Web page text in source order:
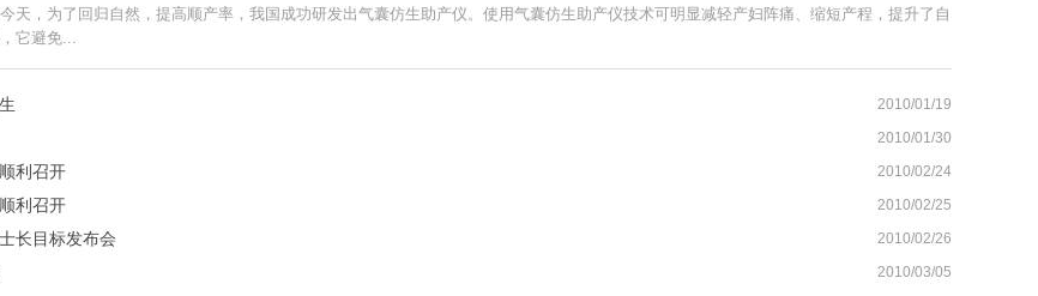
天，为了回归自然，提高顺产率，我国成功研发出气囊仿生助产仪。使用气囊仿生助产仪技术可明显减轻产妇阵痛、缩短产程，提升了自
它避免...
2010/01/19
2010/01/30
利召开 2010/02/24
利召开 2010/02/25
长目标发布会 2010/02/26
2010/03/05